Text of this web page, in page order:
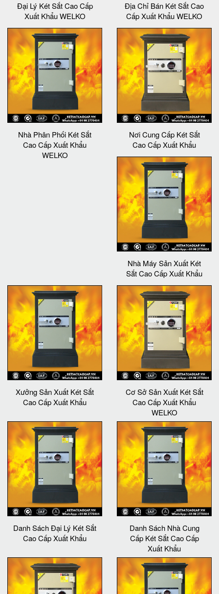
Đại Lý Két Sắt Cao Cấp
Xuất Khẩu WELKO
Địa Chỉ Bán Két Sắt Cao
Cấp Xuất Khẩu WELKO
Nhà Phân Phối Két Sắt
Cao Cấp Xuất Khẩu
WELKO
Nơi Cung Cấp Két Sắt
Cao Cấp Xuất Khẩu
Nhà Máy Sản Xuất Két
Sắt Cao Cấp Xuất Khẩu
Xưởng Sản Xuất Két Sắt
Cao Cấp Xuất Khẩu
Cơ Sở Sản Xuất Két Sắt
Cao Cấp Xuất Khẩu
WELKO
Danh Sách Đại Lý Két Sắt
Cao Cấp Xuất Khẩu
Danh Sách Nhà Cung
Cấp Két Sắt Cao Cấp
Xuất Khẩu